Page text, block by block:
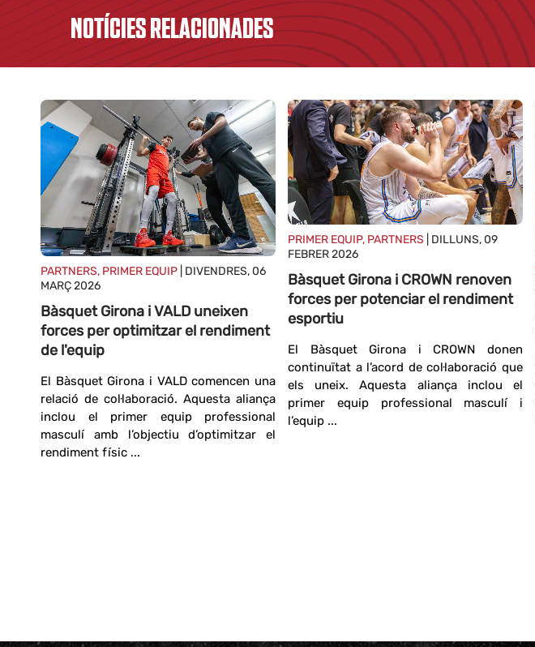
NOTÍCIES RELACIONADES
PARTNERS, PRIMER EQUIP | DIVENDRES, 06
MARÇ 2026
Bàsquet Girona i VALD uneixen
forces per optimitzar el rendiment
de l'equip
El Bàsquet Girona i VALD comencen una
relació de col·laboració. Aquesta aliança
inclou el primer equip professional
masculí amb l’objectiu d’optimitzar el
rendiment físic ...
PRIMER EQUIP, PARTNERS | DILLUNS, 09
FEBRER 2026
Bàsquet Girona i CROWN renoven
forces per potenciar el rendiment
esportiu
El Bàsquet Girona i CROWN donen
continuïtat a l’acord de col·laboració que
els uneix. Aquesta aliança inclou el
primer equip professional masculí i
l’equip ...